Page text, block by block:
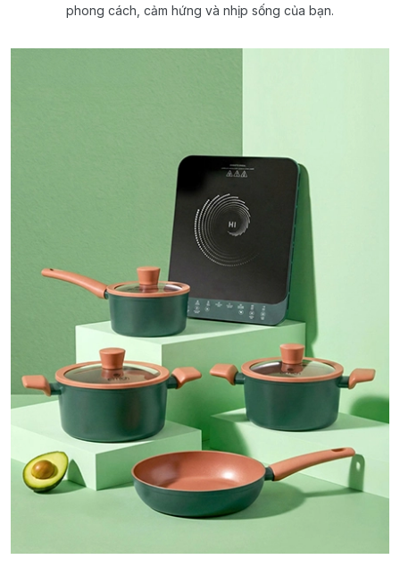
phong cách, cảm hứng và nhịp sống của bạn.